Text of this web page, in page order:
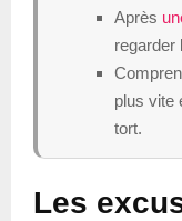
Après
regarder
plus vite
tort.
Les